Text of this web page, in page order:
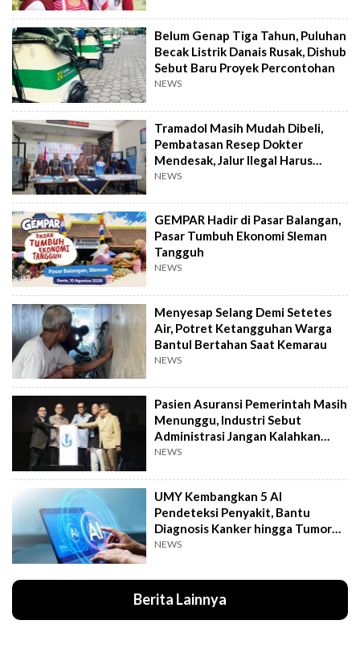
Belum Genap Tiga Tahun, Puluhan
Becak Listrik Danais Rusak, Dishub
Sebut Baru Proyek Percontohan
NEWS
Tramadol Masih Mudah Dibeli,
Pembatasan Resep Dokter
Mendesak, Jalur Ilegal Harus
Distop
NEWS
GEMPAR Hadir di Pasar Balangan,
Pasar Tumbuh Ekonomi Sleman
Tangguh
NEWS
Menyesap Selang Demi Setetes
Air, Potret Ketangguhan Warga
Bantul Bertahan Saat Kemarau
NEWS
Pasien Asuransi Pemerintah Masih
Menunggu, Industri Sebut
Administrasi Jangan Kalahkan
Kemanusiaan
NEWS
UMY Kembangkan 5 AI
Pendeteksi Penyakit, Bantu
Diagnosis Kanker hingga Tumor
Otak Lebih Cepat
NEWS
Berita Lainnya